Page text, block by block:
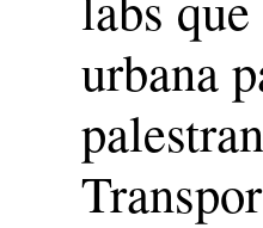
urbana